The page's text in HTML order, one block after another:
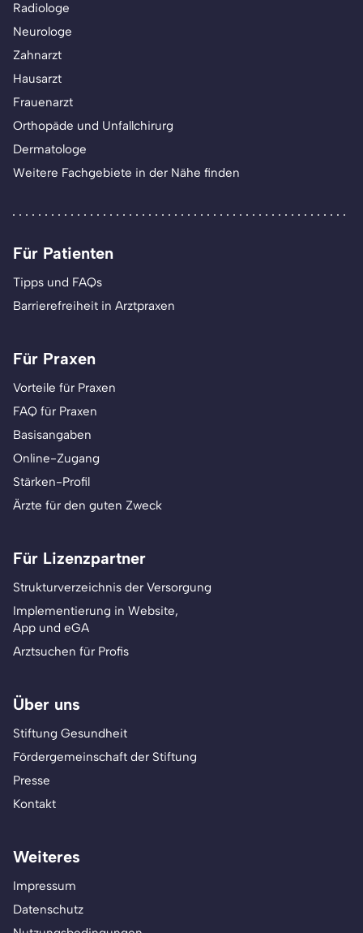
Radiologe
Neurologe
Zahnarzt
Hausarzt
Frauenarzt
Orthopäde und Unfallchirurg
Dermatologe
Weitere Fachgebiete in der Nähe finden
Für Patienten
Tipps und FAQs
Barrierefreiheit in Arztpraxen
Für Praxen
Vorteile für Praxen
FAQ für Praxen
Basisangaben
Online-Zugang
Stärken-Profil
Ärzte für den guten Zweck
Für Lizenzpartner
Strukturverzeichnis der Versorgung
Implementierung in Website,
App und eGA
Arztsuchen für Profis
Über uns
Stiftung Gesundheit
Fördergemeinschaft der Stiftung
Presse
Kontakt
Weiteres
Impressum
Datenschutz